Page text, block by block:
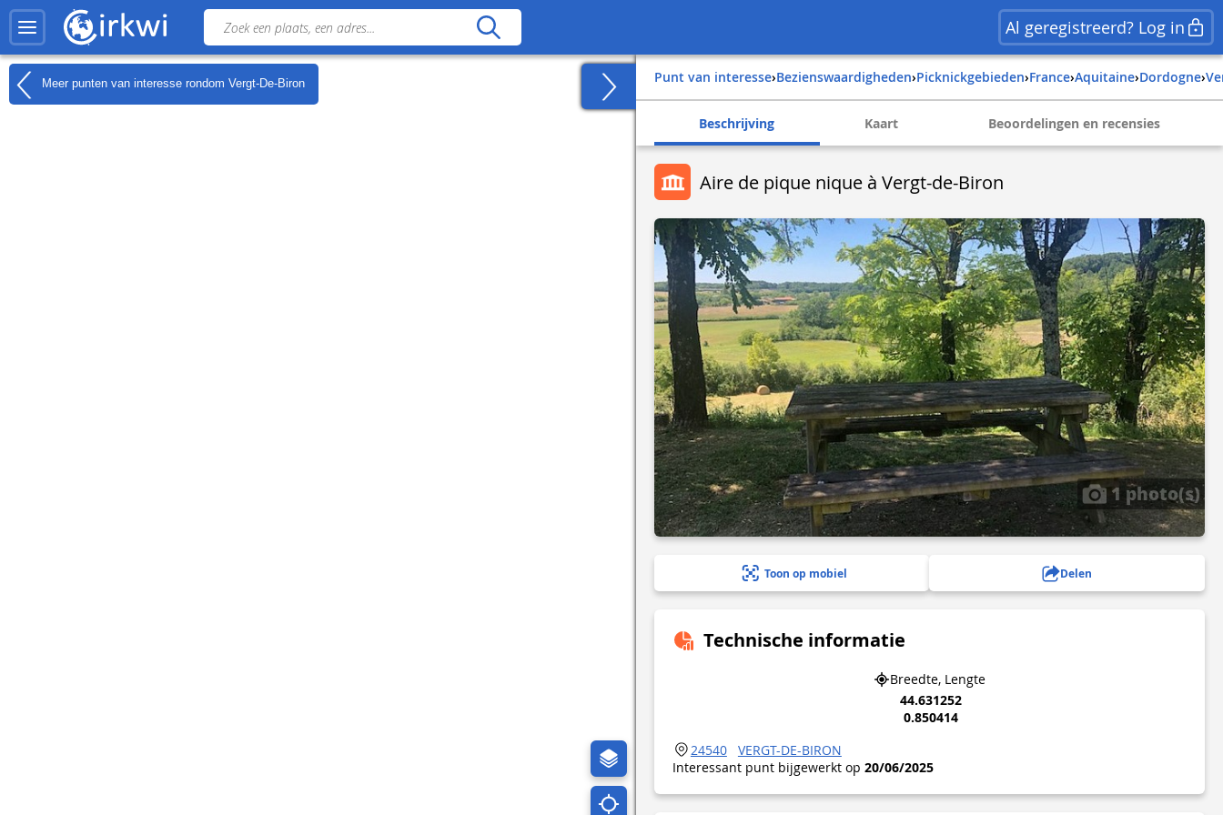
Al geregistreerd? Log in
Meer punten van interesse rondom Vergt-De-Biron Punt van interesse› Bezienswaardigheden› Picknickgebieden› france› aquitaine› dordogne›
Beschrijving Kaart Beoordelingen en recensies
Aire de pique nique à Vergt-de-Biron
1 photo(s)
Toon op mobiel Delen
Technische informatie
Breedte, Lengte
44.631252
0.850414
24540
VERGT-DE-BIRON
Interessant punt bijgewerkt op 20/06/2025